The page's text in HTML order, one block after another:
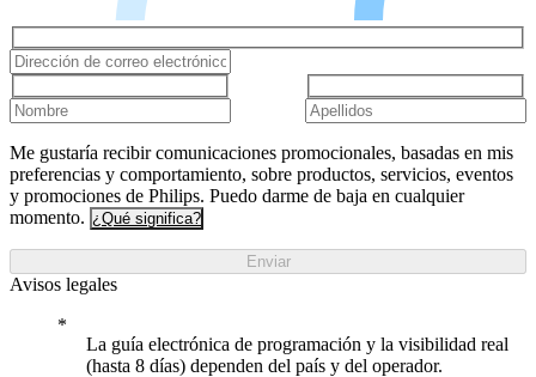
Me gustaría recibir comunicaciones promocionales, basadas en mis
preferencias y comportamiento, sobre productos, servicios, eventos
y promociones de Philips. Puedo darme de baja en cualquier
momento. ¿Qué significa?
Enviar
Avisos legales
La guía electrónica de programación y la visibilidad real
(hasta 8 días) dependen del país y del operador.